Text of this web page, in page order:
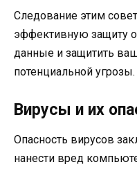
Следование этим
эффективную защиту
данные и защитить
потенциальной угрозы.
Вирусы и их
Опасность вирусов
нанести вред